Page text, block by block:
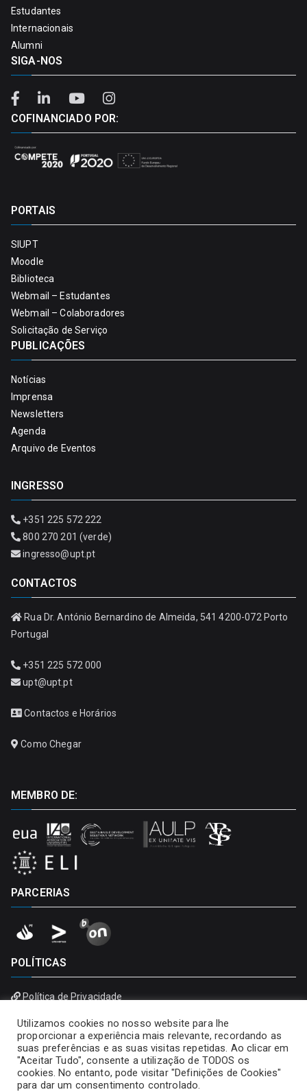
Estudantes
Internacionais
Alumni
SIGA-NOS
COFINANCIADO POR:
PORTAIS
SIUPT
Moodle
Biblioteca
Webmail – Estudantes
Webmail – Colaboradores
Solicitação de Serviço
PUBLICAÇÕES
Notícias
Imprensa
Newsletters
Agenda
Arquivo de Eventos
INGRESSO
+351 225 572 222
800 270 201 (verde)
ingresso@upt.pt
CONTACTOS
Rua Dr. António Bernardino de Almeida, 541 4200-072 Porto
Portugal
+351 225 572 000
upt@upt.pt
Contactos e Horários
Como Chegar
MEMBRO DE:
PARCERIAS
POLÍTICAS
Política de Privacidade
Utilizamos cookies no nosso website para lhe
proporcionar a experiência mais relevante, recordando as
suas preferências e as suas visitas repetidas. Ao clicar em
"Aceitar Tudo", consente a utilização de TODOS os
cookies. No entanto, pode visitar "Definições de Cookies"
para dar um consentimento controlado.